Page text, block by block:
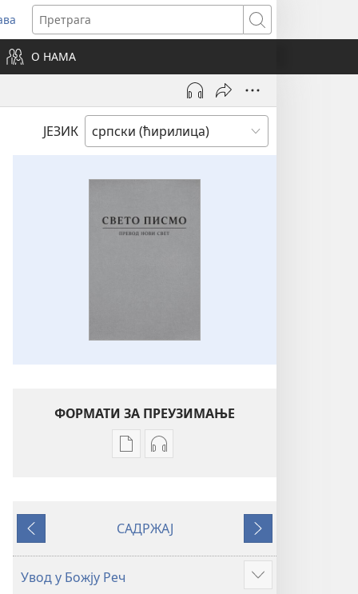
Претрага
О НАМА
ЈЕЗИК
ФОРМАТИ ЗА ПРЕУЗИМАЊЕ
Формати
публикација
Формати
садржаја
Претходно
САДРЖАЈ
Следеће
Увод у Божју Реч Више